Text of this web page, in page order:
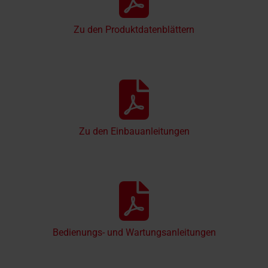
Zu den Produktdatenblättern
Zu den Einbauanleitungen
Bedienungs- und Wartungsanleitungen